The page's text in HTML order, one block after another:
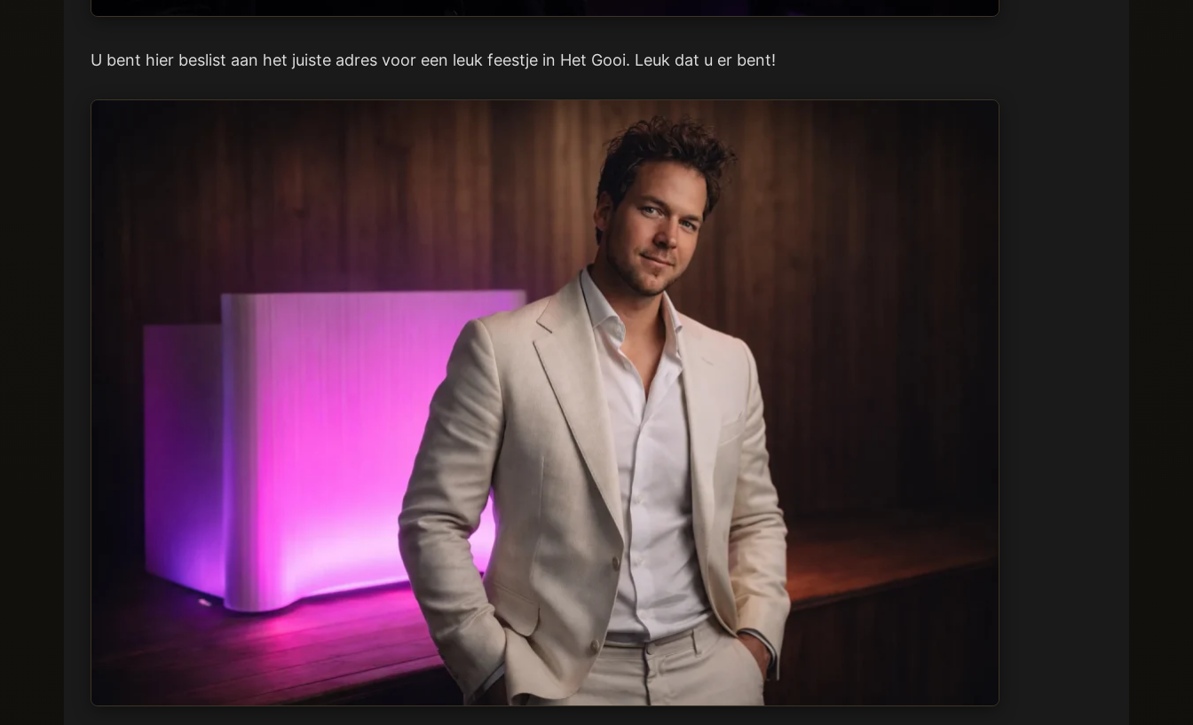
U bent hier beslist aan het juiste adres voor een leuk feestje in Het Gooi. Leuk dat u er bent!